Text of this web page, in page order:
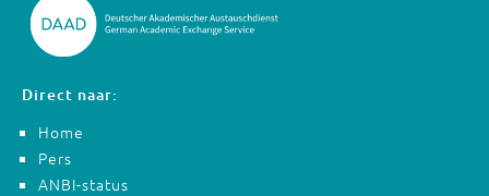
Direct naar:
Home
Pers
ANBI-status